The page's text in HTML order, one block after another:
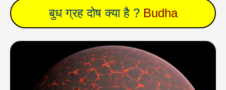
बुधग्रह दोष क्या है ? Budha